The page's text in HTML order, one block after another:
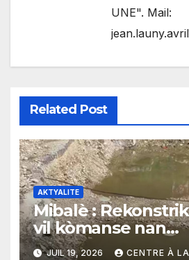
UNE". Mail:
Related Post
AKTYALITE
Mibalè :
vil kòmanse nan
rekonstriksyon
JUIL 19, 2026 CENTRE À